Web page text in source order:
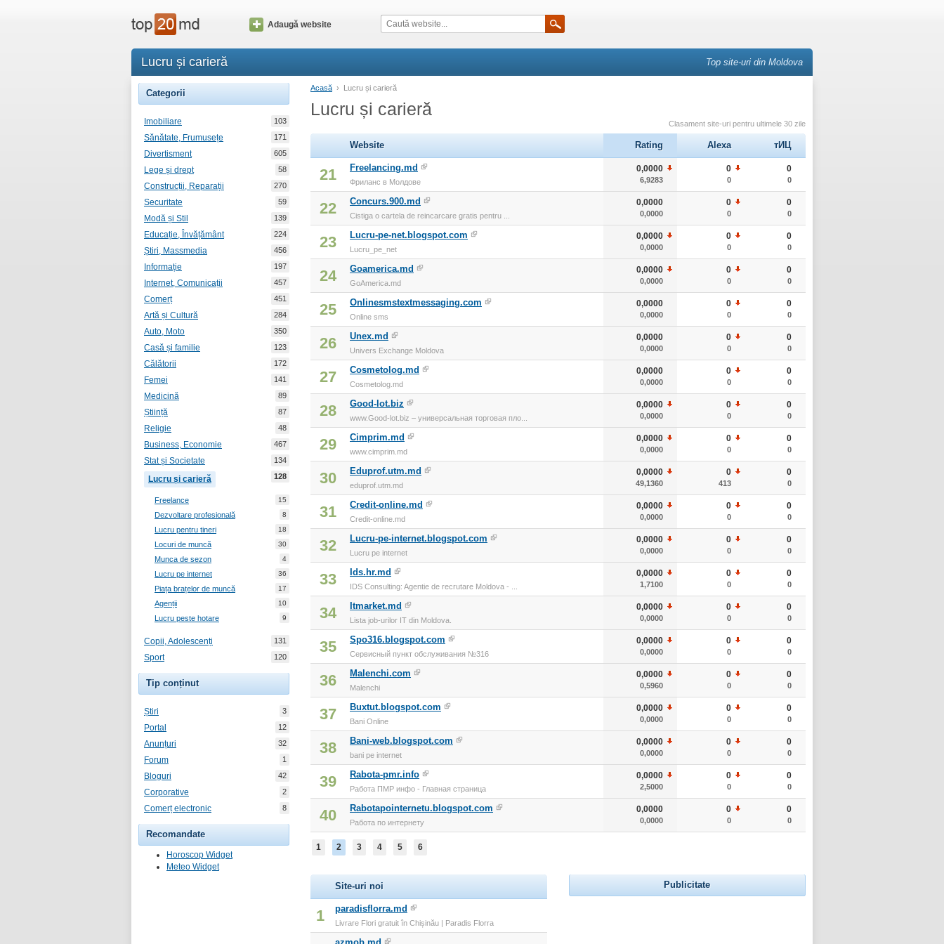
Adaugă website
Lucru și carieră Top site-uri din Moldova
Categorii
Imobiliare 103
Sănătate, Frumusețe 171
Divertisment 605
Lege și drept 58
Construcții, Reparații 270
Securitate 59
Modă și Stil 139
Educație, Învățământ 224
Știri, Massmedia 456
Informație 197
Internet, Comunicații 457
Comerț 451
Artă și Cultură 284
Auto, Moto 350
Casă și familie 123
Călătorii 172
Femei 141
Medicină 89
Știință 87
Religie 48
Business, Economie 467
Stat și Societate 134
Lucru și carieră 128
Freelance 15
Dezvoltare profesională 8
Lucru pentru tineri 18
Locuri de muncă 30
Munca de sezon 4
Lucru pe internet 36
Piața brațelor de muncă 17
Agenții 10
Lucru peste hotare 9
Copii, Adolescenți 131
Sport 120
Tip conținut
Știri 3
Portal 12
Anunțuri 32
Forum 1
Bloguri 42
Corporative 2
Comerț electronic 8
Recomandate
Horoscop Widget
Meteo Widget
Acasă › Lucru și carieră
Lucru și carieră
Clasament site-uri pentru ultimele 30 zile
Website Rating Alexa тИЦ
21 Freelancing.md
Фриланс в Молдове
0,0000
6,9283
0
0
0
0
22 Concurs.900.md
Cistiga o cartela de reincarcare gratis pentru ...
0,0000
0,0000
0
0
0
0
23 Lucru-pe-net.blogspot.com
Lucru_pe_net
0,0000
0,0000
0
0
0
0
24 Goamerica.md
GoAmerica.md
0,0000
0,0000
0
0
0
0
25 Onlinesmstextmessaging.com
Online sms
0,0000
0,0000
0
0
0
0
26 Unex.md
Univers Exchange Moldova
0,0000
0,0000
0
0
0
0
27 Cosmetolog.md
Cosmetolog.md
0,0000
0,0000
0
0
0
0
28 Good-lot.biz
www.Good-lot.biz – универсальная торговая пло...
0,0000
0,0000
0
0
0
0
29 Cimprim.md
www.cimprim.md
0,0000
0,0000
0
0
0
0
30 Eduprof.utm.md
eduprof.utm.md
0,0000
49,1360
0
413
0
0
31 Credit-online.md
Credit-online.md
0,0000
0,0000
0
0
0
0
32 Lucru-pe-internet.blogspot.com
Lucru pe internet
0,0000
0,0000
0
0
0
0
33 Ids.hr.md
IDS Consulting: Agentie de recrutare Moldova - ...
0,0000
1,7100
0
0
0
0
34 Itmarket.md
Lista job-urilor IT din Moldova.
0,0000
0,0000
0
0
0
0
35 Spo316.blogspot.com
Сервисный пункт обслуживания №316
0,0000
0,0000
0
0
0
0
36 Malenchi.com
Malenchi
0,0000
0,5960
0
0
0
0
37 Buxtut.blogspot.com
Bani Online
0,0000
0,0000
0
0
0
0
38 Bani-web.blogspot.com
bani pe internet
0,0000
0,0000
0
0
0
0
39 Rabota-pmr.info
Работа ПМР инфо - Главная страница
0,0000
2,5000
0
0
0
0
40 Rabotapointernetu.blogspot.com
Работа по интернету
0,0000
0,0000
0
0
0
0
1 2 3 4 5 6
Site-uri noi
1 paradisflorra.md
Livrare Flori gratuit în Chișinău | Paradis Florra
azmob.md
Publicitate